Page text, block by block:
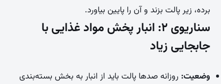
برده، زیر پالت بزند و آن را پایین بیاورد.
سناریوی ۲: انبار پخش مواد غذایی با
جابجایی زیاد
وضعیت: روزانه صدها پالت باید از انبار به بخش بسته‌بندی